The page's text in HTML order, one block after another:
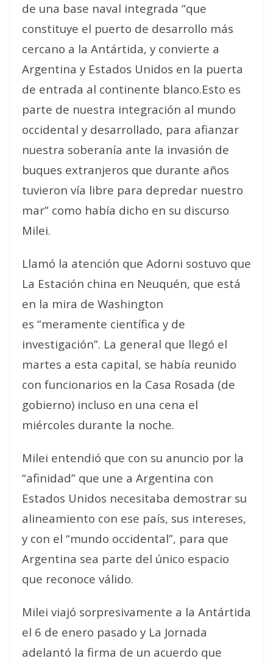
de una base naval integrada “que
constituye el puerto de desarrollo más
cercano a la Antártida, y convierte a
Argentina y Estados Unidos en la puerta
de entrada al continente blanco.Esto es
parte de nuestra integración al mundo
occidental y desarrollado, para afianzar
nuestra soberanía ante la invasión de
buques extranjeros que durante años
tuvieron vía libre para depredar nuestro
mar” como había dicho en su discurso
Milei.
Llamó la atención que Adorni sostuvo que
La Estación china en Neuquén, que está
en la mira de Washington
es “meramente científica y de
investigación”. La general que llegó el
martes a esta capital, se había reunido
con funcionarios en la Casa Rosada (de
gobierno) incluso en una cena el
miércoles durante la noche.
Milei entendió que con su anuncio por la
“afinidad” que une a Argentina con
Estados Unidos necesitaba demostrar su
alineamiento con ese país, sus intereses,
y con el “mundo occidental”, para que
Argentina sea parte del único espacio
que reconoce válido.
Milei viajó sorpresivamente a la Antártida
el 6 de enero pasado y La Jornada
adelantó la firma de un acuerdo que